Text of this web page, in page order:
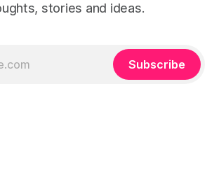
stories and ideas.
Subscribe